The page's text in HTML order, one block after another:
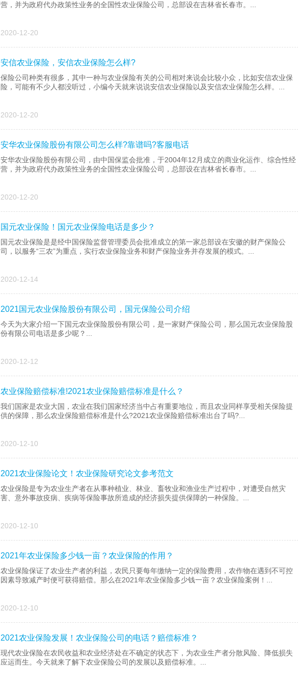
营，并为政府代办政策性业务的全国性农业保险公司，总部设在吉林省长春市。...
2020-12-20
安信农业保险，安信农业保险怎么样?
保险公司种类有很多，其中一种与农业保险有关的公司相对来说会比较小众，比如安信农业保
险，可能有不少人都没听过，小编今天就来说说安信农业保险以及安信农业保险怎么样。...
2020-12-20
安华农业保险股份有限公司怎么样?靠谱吗?客服电话
安华农业保险股份有限公司，由中国保监会批准，于2004年12月成立的商业化运作、综合性经
营，并为政府代办政策性业务的全国性农业保险公司，总部设在吉林省长春市。...
2020-12-20
国元农业保险！国元农业保险电话是多少？
国元农业保险是是经中国保险监督管理委员会批准成立的第一家总部设在安徽的财产保险公
司，以服务“三农”为重点，实行农业保险业务和财产保险业务并存发展的模式。...
2020-12-14
2021国元农业保险股份有限公司，国元保险公司介绍
今天为大家介绍一下国元农业保险股份有限公司，是一家财产保险公司，那么国元农业保险股
份有限公司电话是多少呢？...
2020-12-12
农业保险赔偿标准!2021农业保险赔偿标准是什么？
我们国家是农业大国，农业在我们国家经济当中占有重要地位，而且农业同样享受相关保险提
供的保障，那么农业保险赔偿标准是什么?2021农业保险赔偿标准出台了吗?...
2020-12-10
2021农业保险论文！农业保险研究论文参考范文
农业保险是专为农业生产者在从事种植业、林业、畜牧业和渔业生产过程中，对遭受自然灾
害、意外事故疫病、疾病等保险事故所造成的经济损失提供保障的一种保险。...
2020-12-10
2021年农业保险多少钱一亩？农业保险的作用？
农业保险保证了农业生产者的利益，农民只要每年缴纳一定的保险费用，农作物在遇到不可控
因素导致减产时便可获得赔偿。那么在2021年农业保险多少钱一亩？农业保险案例！...
2020-12-10
2021农业保险发展！农业保险公司的电话？赔偿标准？
现代农业保险在农民收益和农业经济处在不确定的状态下，为农业生产者分散风险、降低损失
应运而生。今天就来了解下农业保险公司的发展以及赔偿标准。...